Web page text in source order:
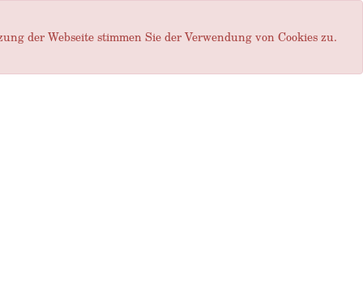
der Webseite stimmen Sie der Verwendung von Cookies zu.